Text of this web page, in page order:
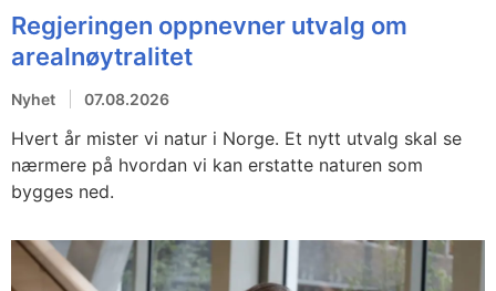
Regjeringen oppnevner utvalg om
arealnøytralitet
Nyhet 07.08.2026
Hvert år mister vi natur i Norge. Et nytt utvalg skal se
nærmere på hvordan vi kan erstatte naturen som
bygges ned.